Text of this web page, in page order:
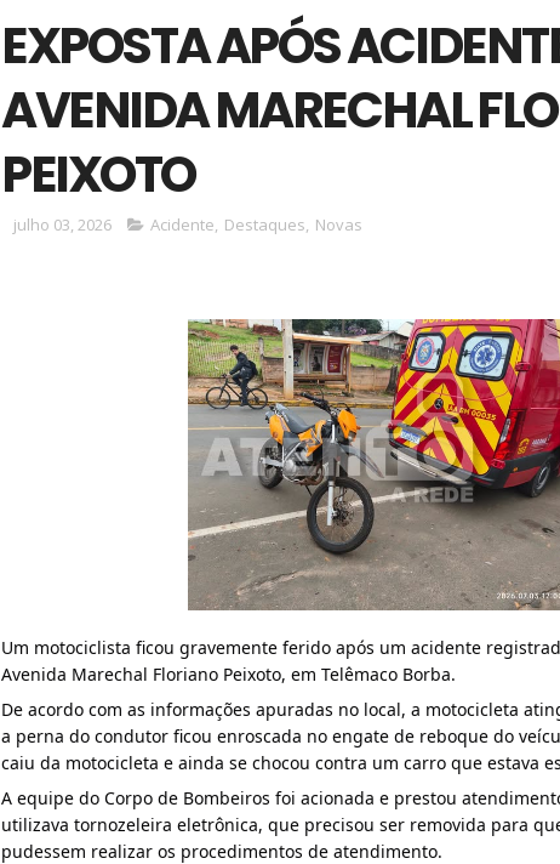
EXPOSTA APÓS
AVENIDA MARECHAL
PEIXOTO
julho 03, 2026 Acidente, Destaques, Novas
Um motociclista ficou gravemente ferido após um acidente
Avenida Marechal Floriano Peixoto, em Telêmaco Borba.
De acordo com as informações apuradas no local, a motocicleta
a perna do condutor ficou enroscada no engate de reboque do
caiu da motocicleta e ainda se chocou contra um carro que estava
A equipe do Corpo de Bombeiros foi acionada e prestou
utilizava tornozeleira eletrônica, que precisou ser removida para
pudessem realizar os procedimentos de atendimento.